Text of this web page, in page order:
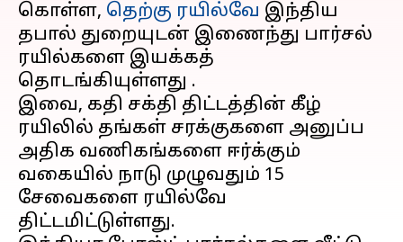
கொள்ள, தெற்கு ரயில்வே இந்திய
தபால் துறையுடன் இணைந்து பார்சல்
ரயில்களை இயக்கத்
தொடங்கியுள்ளது .
இவை, கதி சக்தி திட்டத்தின் கீழ்
ரயிலில் தங்கள் சரக்குகளை அனுப்ப
அதிக வணிகங்களை ஈர்க்கும்
வகையில் நாடு முழுவதும் 15
சேவைகளை ரயில்வே
திட்டமிட்டுள்ளது.